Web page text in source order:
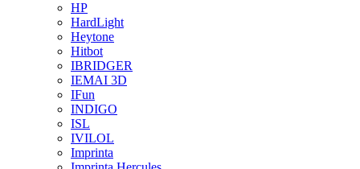
HP
HardLight
Heytone
Hitbot
IBRIDGER
IEMAI 3D
IFun
INDIGO
ISL
IVILOL
Imprinta